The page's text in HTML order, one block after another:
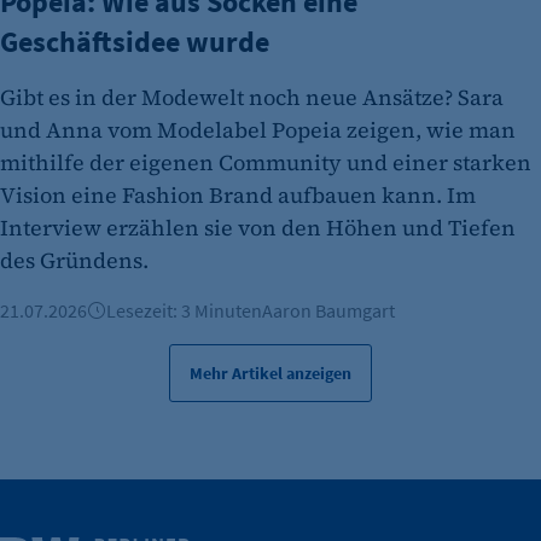
Cookie Laufzeit:
etracker Analytics
Name:
et_allow_cookies
Anbieter:
etracker GmbH
Zweck:
Es erlaubt eTracker Cookies zu setzen.
Geschäftsidee wurde
Gibt es in der Modewelt noch neue Ansätze? Sara
und Anna vom Modelabel Popeia zeigen, wie man
mithilfe der eigenen Community und einer starken
Vision eine Fashion Brand aufbauen kann. Im
Interview erzählen sie von den Höhen und Tiefen
des Gründens.
21.07.2026 Lesezeit: 3 MinutenAaron Baumgart
Mehr Artikel anzeigen